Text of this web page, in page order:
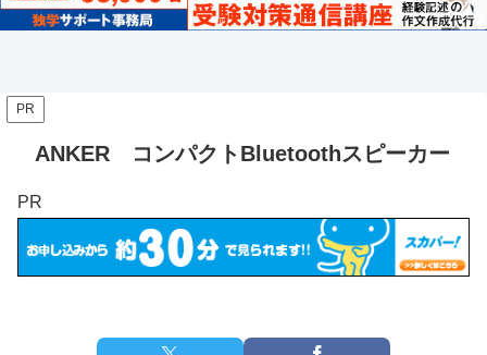
PR
ANKER コンパクトBluetoothスピーカー
PR